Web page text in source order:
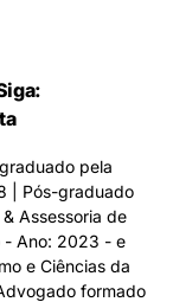
pela
| Pós-graduado
Assessoria de
- Ano: 2023 - e
e Ciências da
formado